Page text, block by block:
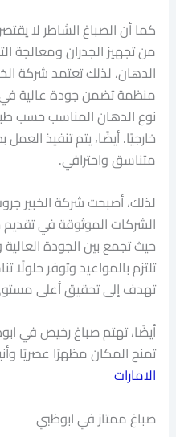
كما أن الصباغ الشاطر لا
من تجهيز الجدران ومعالجة
الدهان، لذلك تعتمد شركة
منظمة تضمن جودة عالية في
نوع الدهان المناسب حسب
خارجيًا. أيضًا، يتم تنفيذ
متناسق واحترافي.
لذلك، أصبحت شركة الخبير
الشركات الموثوقة في
حيث تجمع بين الجودة
تلتزم بالمواعيد وتوفر
تهدف إلى تحقيق أعلى
أيضًا، تهتم صباغ رخيص في
تمنح المكان مظهرًا عصريًا
الامارات
صباغ ممتاز في ابوظبي